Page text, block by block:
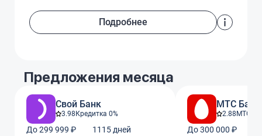
Подробнее
Предложения месяца
Свой Банк
3.98 Кредитка 0%
До 299 999 ₽ 1115 дней
МТС Банк
2.88 МТС
До 300 000 ₽